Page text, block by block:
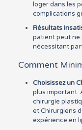
loger dans les
complications
Résultats
patient peut ne
nécessitant
Comment
Choisissez un
plus important.
chirurgie
et Chirurgiens
expérience en